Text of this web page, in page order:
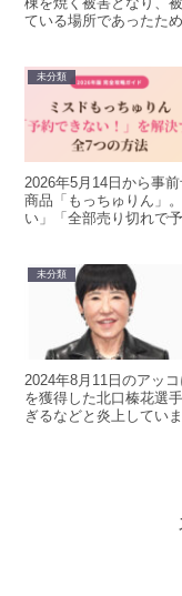
ている場所であったた
未分類
2026年5月14日から事
商品「もっちゅりん」
い」「全部売り切れで
未分類
2024年8月11日のアッ
を獲得した北口榛花選
ぎるなどと炎上してい